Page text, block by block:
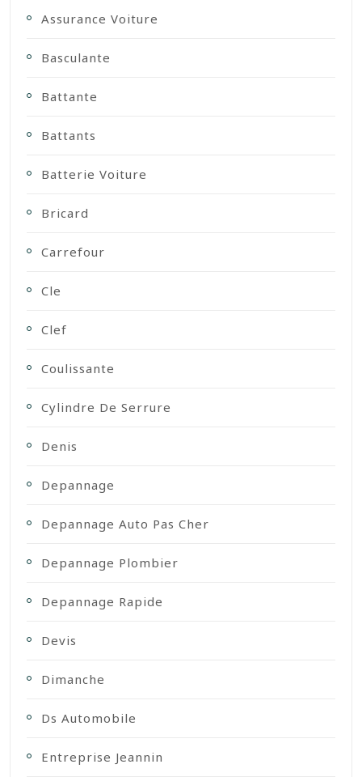
Assurance Voiture
Basculante
Battante
Battants
Batterie Voiture
Bricard
Carrefour
Cle
Clef
Coulissante
Cylindre De Serrure
Denis
Depannage
Depannage Auto Pas Cher
Depannage Plombier
Depannage Rapide
Devis
Dimanche
Ds Automobile
Entreprise Jeannin